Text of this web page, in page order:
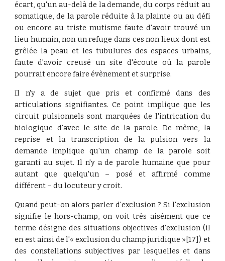
écart, qu'un au-delà de la demande, du corps réduit au
somatique, de la parole réduite à la plainte ou au défi
ou encore au triste mutisme faute d'avoir trouvé un
lieu humain, non un refuge dans ces non lieux dont est
grêlée la peau et les tubulures des espaces urbains,
faute d'avoir creusé un site d'écoute où la parole
pourrait encore faire évènement et surprise.
Il n'y a de sujet que pris et confirmé dans des
articulations signifiantes. Ce point implique que les
circuit pulsionnels sont marquées de l'intrication du
biologique d'avec le site de la parole. De même, la
reprise et la transcription de la pulsion vers la
demande implique qu'un champ de la parole soit
garanti au sujet. Il n'y a de parole humaine que pour
autant que quelqu'un – posé et affirmé comme
différent – du locuteur y croit.
Quand peut-on alors parler d'exclusion ? Si l'exclusion
signifie le hors-champ, on voit très aisément que ce
terme désigne des situations objectives d'exclusion (il
en est ainsi de l'« exclusion du champ juridique »[17]) et
des constellations subjectives par lesquelles et dans